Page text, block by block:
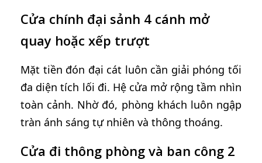
Cửa chính đại sảnh 4 cánh mở
quay hoặc xếp trượt
Mặt tiền đón đại cát luôn cần giải phóng tối
đa diện tích lối đi. Hệ cửa mở rộng tầm nhìn
toàn cảnh. Nhờ đó, phòng khách luôn ngập
tràn ánh sáng tự nhiên và thông thoáng.
Cửa đi thông phòng và ban công 2